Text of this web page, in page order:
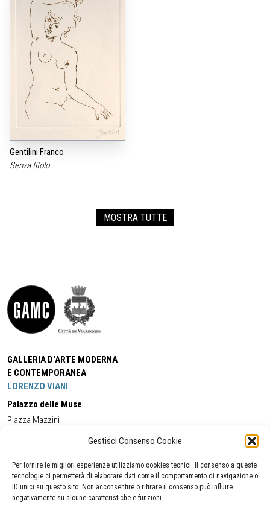
Gestisci Consenso Cookie
Per fornire le migliori esperienze utilizziamo cookies tecnici. Il consenso a queste
tecnologie ci permetterà di elaborare dati come il comportamento di navigazione o
ID unici su questo sito. Non acconsentire o ritirare il consenso può influire
negativamente su alcune caratteristiche e funzioni.
Gentilini Franco
Senza titolo
MOSTRA TUTTE
GALLERIA D'ARTE MODERNA
E CONTEMPORANEA
LORENZO VIANI
Palazzo delle Muse
Piazza Mazzini
Cell:+39 338 5714978 (orario apertura Galleria)
Tel:
+39 0584 944580
(orario 09.00/13.00)
Email:gamc@comune.viareggio.lu.it